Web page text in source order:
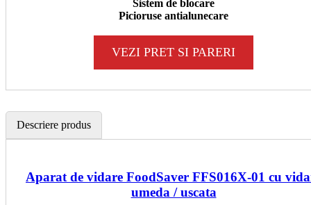
Sistem de blocare
Picioruse antialunecare
VEZI PRET SI PARERI
Descriere produs
Aparat de vidare FoodSaver FFS016X-01 cu
umeda / uscata